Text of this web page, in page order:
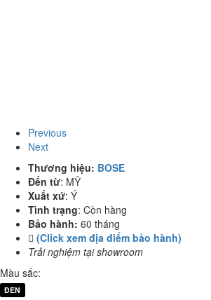
Previous
Next
Thương hiệu: BOSE
Đến từ: MỸ
Xuất xứ: Ý
Tình trạng: Còn hàng
Bảo hành: 60 tháng
(Click xem địa điểm bảo hành)
Trải nghiệm tại showroom
Màu sắc:
ĐEN